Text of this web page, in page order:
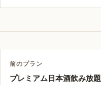
前のプラン
プレミアム日本酒飲み放題